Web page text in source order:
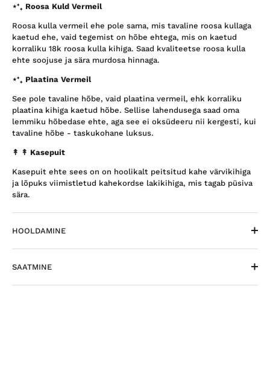
⋆⁺₊ Roosa Kuld Vermeil
Roosa kulla vermeil ehe pole sama, mis tavaline roosa kullaga
kaetud ehe, vaid tegemist on hõbe ehtega, mis on kaetud
korraliku 18k roosa kulla kihiga. Saad kvaliteetse roosa kulla
ehte soojuse ja sära murdosa hinnaga.
⋆⁺₊ Plaatina Vermeil
See pole tavaline hõbe, vaid plaatina vermeil, ehk korraliku
plaatina kihiga kaetud hõbe. Sellise lahendusega saad oma
lemmiku hõbedase ehte, aga see ei oksüdeeru nii kergesti, kui
tavaline hõbe - taskukohane luksus.
↟ ↟ Kasepuit
Kasepuit ehte sees on on hoolikalt peitsitud kahe värvikihiga
ja lõpuks viimistletud kahekordse lakikihiga, mis tagab püsiva
sära.
HOOLDAMINE
SAATMINE